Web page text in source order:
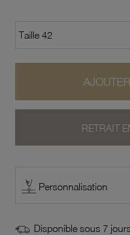
RETRAIT
Personnalisation
Disponible sous 7